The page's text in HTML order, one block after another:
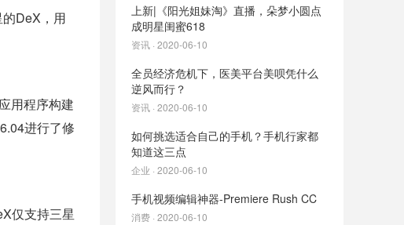
DeX，用
用程序构建
进行了修
仅支持三星
上新|《阳光姐妹淘》直播，朵梦小圆点
成明星闺蜜618
资讯 · 2020-06-10
全员经济危机下，医美平台美呗凭什么
逆风而行？
资讯 · 2020-06-10
如何挑选适合自己的手机？手机行家都
知道这三点
企业 · 2020-06-10
手机视频编辑神器-Premiere Rush CC
消费 · 2020-06-10